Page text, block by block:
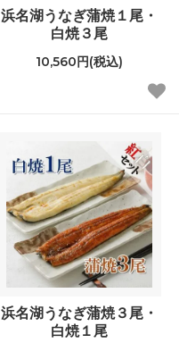
浜名湖うなぎ蒲焼１尾・
白焼３尾
10,560円(税込)
浜名湖うなぎ蒲焼３尾・
白焼１尾